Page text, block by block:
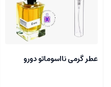
عطر گرمی نااسوماتو دورو